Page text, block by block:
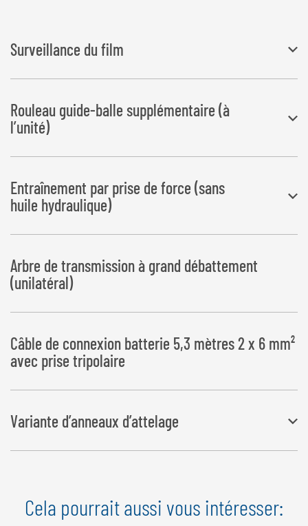
Surveillance du film
Schaltet den Wickelvorgang bei Folienriss bzw. Folienende ab
Rouleau guide-balle supplémentaire (à
l’unité)
maximum 2 unités
Entraînement par prise de force (sans
huile hydraulique)
Comprenant un engrenage avec pompe, un filtre de return et un
réservoir d’huile hydraulique de 30 l
Arbre de transmission à grand débattement
(unilatéral)
Câble de connexion batterie 5,3 mètres 2 x 6 mm²
avec prise tripolaire
Variante d’anneaux d’attelage
Cela pourrait aussi vous intéresser: